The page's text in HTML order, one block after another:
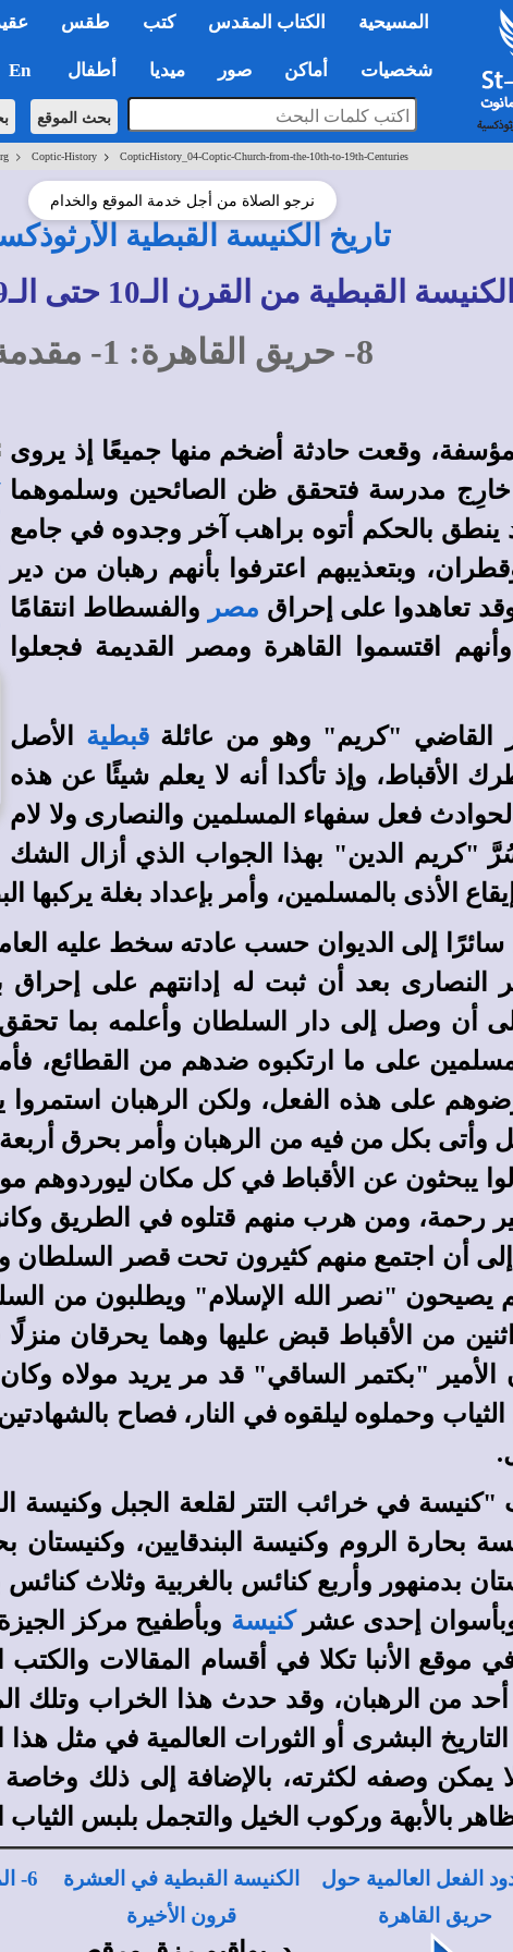
المسيحية الكتاب المقدس كتب طقس
شخصيات أماكن صور ميديا أطفال En
بحث الموقع
> Coptic-History > CopticHistory_04-Coptic-Church-from-the-10th-to-19th-Centuries
نرجو الصلاة من أجل خدمة الموقع والخدام
تاريخ الكنيسة القبطية
القبطية من القرن الـ10 حتى الـ19 - د. يواقيم رزق
8- حريق القاهرة: 1- مقدمة
وقعت حادثة أضخم منها جميعًا إذ يروى
خارِج مدرسة فتحقق ظن الصائحين وسلموهما
ينطق بالحكم أتوه براهب آخر وجدوه في جامع
وبتعذيبهم اعترفوا بأنهم رهبان من دير
تعاهدوا على إحراق مصر والفسطاط انتقامًا
اقتسموا القاهرة ومصر القديمة فجعلوا
القاضي "كريم" وهو من عائلةقبطية الأصل
الأقباط، وإذ تأكدا أنه لا يعلم شيئًا عن هذه
فعل سفهاء المسلمين والنصارى ولا لام
"كريم الدين" بهذا الجواب الذي أزال الشك
الأذى بالمسلمين، وأمر بإعداد بغلة يركبها
سائرًا إلى الديوان حسب عادته سخط عليه
بعد أن ثبت له إدانتهم على إحراق
أن وصل إلى دار السلطان وأعلمه بما
على ما ارتكبوه ضدهم من القطائع،
على هذه الفعل، ولكن الرهبان
بكل من فيه من الرهبان وأمر بحرق
يبحثون عن الأقباط في كل مكان ليوردوهم
رحمة، ومن هرب منهم قتلوه في الطريق
أن اجتمع منهم كثيرون تحت قصر السلطان
يصيحون "نصر الله الإسلام" ويطلبون من
من الأقباط قبض عليها وهما يحرقان
الأمير "بكتمر الساقي" قد مر يريد مولاه
وحملوه ليلقوه في النار، فصاح
في خرائب التتر لقلعة الجبل وكنيسة
بحارة الروم وكنيسة البندقايين، وكنيستان
بدمنهور وأربع كنائس بالغربية وثلاث
إحدى عشركنيسة وبأطفيح مركز
موقع الأنبا تكلا في أقسام المقالات والكتب
من الرهبان، وقد حدث هذا الخراب وتلك
التاريخ البشرى أو الثورات العالمية في
يمكن وصفه لكثرته، بالإضافة إلى ذلك
بالأبهة وركوب الخيل والتجمل بلبس الثياب
الفعل العالمية حول
حريق القاهرة
الكنيسة القبطية في العشرة
قرون الأخيرة
6- المماليك وهدم الكنائس